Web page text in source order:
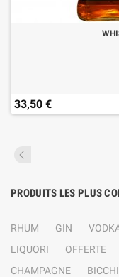
33,50 €
PRODUITS LES PLUS
RHUM GIN
LIQUORI
OFFERTE
CHAMPAGNE